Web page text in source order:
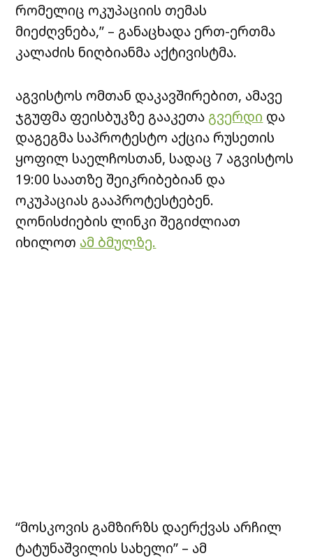
რომელიც ოკუპაციის თემას
მიეძღვნება,” – განაცხადა ერთ-ერთმა
კალაძის ნიღბიანმა აქტივისტმა.
აგვისტოს ომთან დაკავშირებით, ამავე
ჯგუფმა ფეისბუკზე გააკეთა გვერდი და
დაგეგმა საპროტესტო აქცია რუსეთის
ყოფილ საელჩოსთან, სადაც 7 აგვისტოს
19:00 საათზე შეიკრიბებიან და
ოკუპაციას გააპროტესტებენ.
ღონისძიების ლინკი შეგიძლიათ
იხილოთ ამ ბმულზე.
“მოსკოვის გამზირზს დაერქვას არჩილ
ტატუნაშვილის სახელი” – ამ